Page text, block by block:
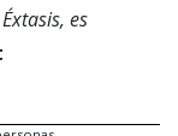
es